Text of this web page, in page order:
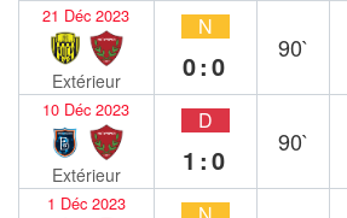
21 Déc 2023
Extérieur
N
0:0
90`
10 Déc 2023
Extérieur
D
1:0
90`
1 Déc 2023